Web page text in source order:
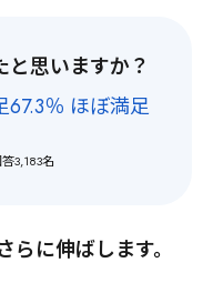
と思いますか？
％ ほぼ満足
3,183名
に伸ばします。